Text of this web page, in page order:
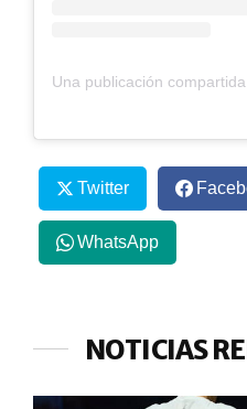
Twitter
WhatsApp
NOTICIAS